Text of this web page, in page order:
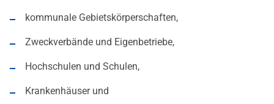
kommunale Gebietskörperschaften,
Zweckverbände und Eigenbetriebe,
Hochschulen und Schulen,
Krankenhäuser und